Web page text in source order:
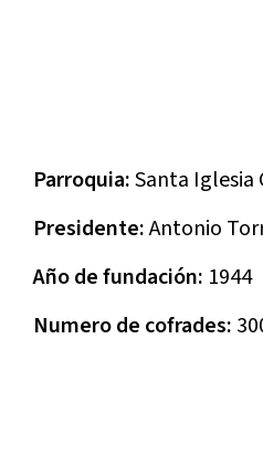
Parroquia:Santa Iglesia
Presidente:Antonio
Año de fundación: 1944
Numero de cofrades: